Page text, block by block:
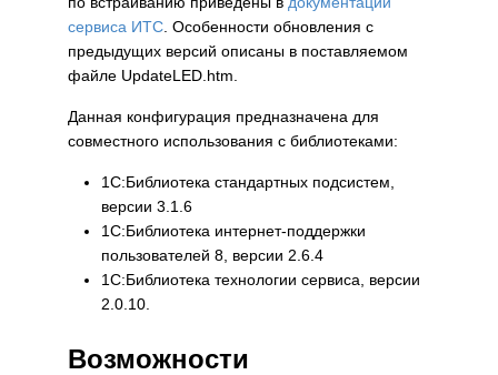
сервиса ИТС . Особенности обновления с
предыдущих версий описаны в поставляемом
файле UpdateLED.htm.
Данная конфигурация предназначена для
совместного использования с библиотеками:
1С:Библиотека стандартных подсистем,
версии 3.1.6
1С:Библиотека интернет-поддержки
пользователей 8, версии 2.6.4
1С:Библиотека технологии сервиса, версии
2.0.10.
Возможности